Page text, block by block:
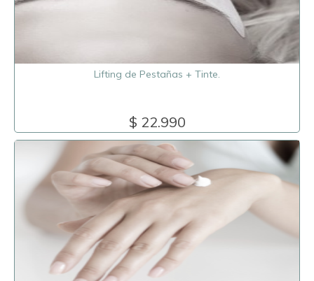
Lifting de Pestañas + Tinte.
$ 22.990